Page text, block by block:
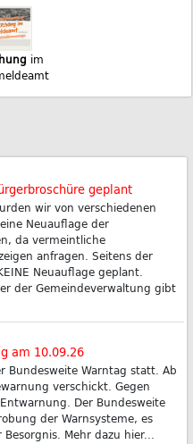
im
geplant
wir von verschiedenen
Neuauflage der
da vermeintliche
anfragen. Seitens der
Neuauflage geplant.
der Gemeindeverwaltung gibt
am 10.09.26
Bundesweite Warntag statt. Ab
verschickt. Gegen
Der Bundesweite
der Warnsysteme, es
Mehr dazu hier...